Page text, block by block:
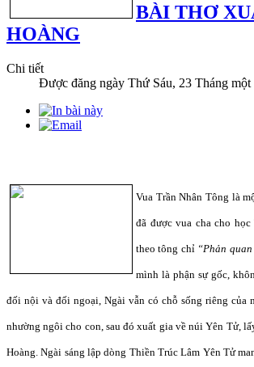
BÀI THƠ
HOÀNG
Chi tiết
Được đăng ngày Thứ Sáu, 23 Tháng
Vua Trần Nhân Tông là
đã được vua cha cho
theo tông chỉ “Phản
mình là phận sự gốc,
đối nội và đối ngoại, Ngài vẫn có chỗ sống riêng
nhường ngôi cho con, sau đó xuất gia về núi Yên Tử,
Hoàng. Ngài sáng lập dòng Thiền Trúc Lâm Yên Tử